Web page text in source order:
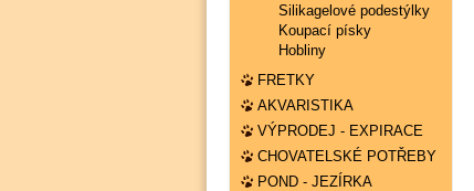
Silikagelové podestýlky
Koupací písky
Hobliny
FRETKY
AKVARISTIKA
VÝPRODEJ - EXPIRACE
CHOVATELSKÉ POTŘEBY
POND - JEZÍRKA